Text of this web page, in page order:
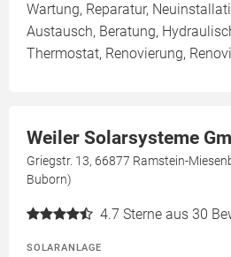
Wartung, Reparatur,
Austausch, Beratung,
Thermostat, Renovierung,
Weiler Solarsysteme
Griegstr. 13, 66877 Ramstein-
Buborn)
4.7 Sterne aus 30
SOLARANLAGE